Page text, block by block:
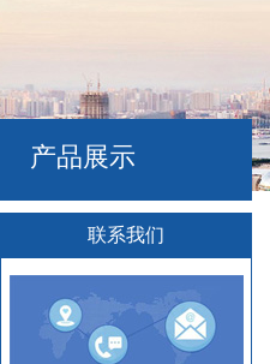
产品展示
联系我们